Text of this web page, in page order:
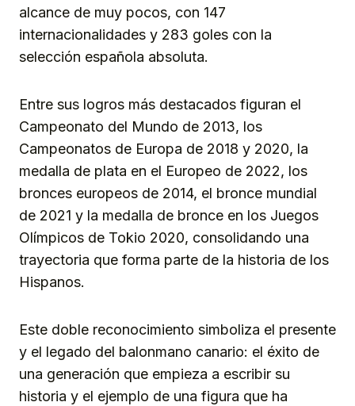
alcance de muy pocos, con 147
internacionalidades y 283 goles con la
selección española absoluta.
Entre sus logros más destacados figuran el
Campeonato del Mundo de 2013, los
Campeonatos de Europa de 2018 y 2020, la
medalla de plata en el Europeo de 2022, los
bronces europeos de 2014, el bronce mundial
de 2021 y la medalla de bronce en los Juegos
Olímpicos de Tokio 2020, consolidando una
trayectoria que forma parte de la historia de los
Hispanos.
Este doble reconocimiento simboliza el presente
y el legado del balonmano canario: el éxito de
una generación que empieza a escribir su
historia y el ejemplo de una figura que ha